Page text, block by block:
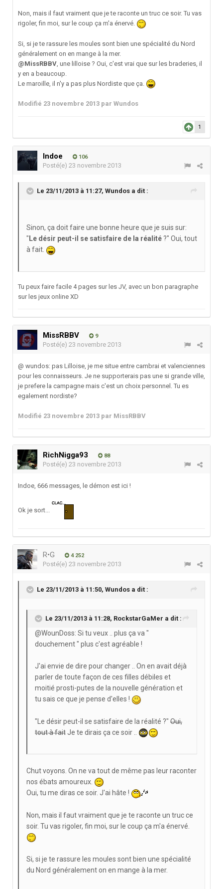
Non, mais il faut vraiment que je te raconte un truc ce soir. Tu vas
rigoler, fin moi, sur le coup ça m'a énervé.
Si, si je te rassure les moules sont bien une spécialité du Nord
généralement on en mange à la mer.
@MissRBBV , une lilloise ? Oui, c'est vrai que sur les braderies, il
y en a beaucoup.
Le maroille, il n'y a pas plus Nordiste que ça.
Modifié 23 novembre 2013 par Wundos
1
Indoe 106
Posté(e) 23 novembre 2013
Le 23/11/2013 à 11:27, Wundos a dit :
Sinon, ça doit faire une bonne heure que je suis sur:
" Le désir peut-il se satisfaire de la réalité ?" Oui, tout
à fait.
Tu peux faire facile 4 pages sur les JV, avec un bon paragraphe
sur les jeux online XD
MissRBBV 9
Posté(e) 23 novembre 2013
@ wundos: pas Lilloise, je me situe entre cambrai et valenciennes
pour les connaisseurs. Je ne supporterais pas une si grande ville,
je prefere la campagne mais c'est un choix personnel. Tu es
egalement nordiste?
Modifié 23 novembre 2013 par MissRBBV
RichNigga93 88
Posté(e) 23 novembre 2013
Indoe, 666 messages, le démon est ici !
Ok je sort...
R•G 4 252
Posté(e) 23 novembre 2013
Le 23/11/2013 à 11:50, Wundos a dit :
Le 23/11/2013 à 11:28, RockstarGaMer a dit :
@WounDoss: Si tu veux .. plus ça va "
douchement " plus c'est agréable !
J'ai envie de dire pour changer .. On en avait déjà
parler de toute façon de ces filles débiles et
moitié prosti-putes de la nouvelle génération et
tu sais ce que je pense d'elles !
"Le désir peut-il se satisfaire de la réalité ?" Oui,
tout à faitJe te dirais ça ce soir ..
Chut voyons. On ne va tout de même pas leur raconter
nos ébats amoureux.
Oui, tu me diras ce soir. J'ai hâte !
Non, mais il faut vraiment que je te raconte un truc ce
soir. Tu vas rigoler, fin moi, sur le coup ça m'a énervé.
Si, si je te rassure les moules sont bien une spécialité
du Nord généralement on en mange à la mer.